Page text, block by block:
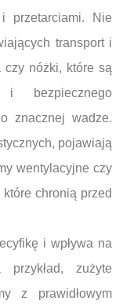
przetarciami. Nie
transport i
czy nóżki, które są
i bezpiecznego
znacznej wadze.
pojawiają
wentylacyjne czy
chronią przed
i wpływa na
zużyte
z prawidłowym